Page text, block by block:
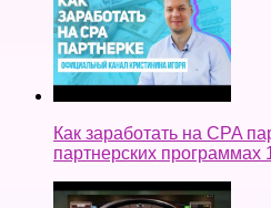
Как заработать на CPA
партнерских программах